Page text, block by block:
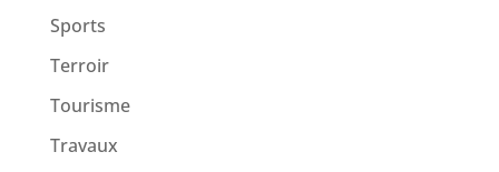
Sports
Terroir
Tourisme
Travaux